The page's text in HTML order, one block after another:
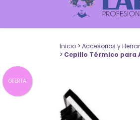
Inicio > Accesorios y
> Cepillo Térmico para
OFERTA